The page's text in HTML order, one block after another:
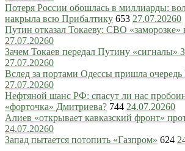
Потеря России обошлась в миллиарды:
накрыла всю Прибалтику 653 27.07.20260
Путин отказал Токаеву: СВО «заморозке»
27.07.20260
Зачем Токаев передал Путину «сигналы»
27.07.20260
Вслед за портами Одессы пришла очередь
27.07.20260
Нефтяной шанс РФ: спасут ли нас
«форточка» Дмитриева? 744 24.07.20260
Алиев «открывает кавказский фронт»
24.07.20260
Запад пытается потопить «Газпром» 624